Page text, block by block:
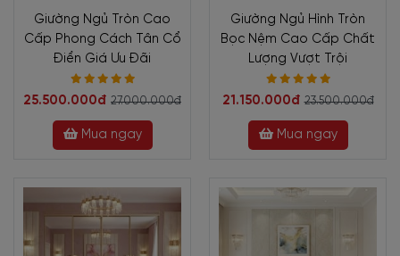
Giường Ngủ Tròn Cao
Cấp Phong Cách Tân Cổ
Điển Giá Ưu Đãi
25.500.000đ 27.000.000đ
Mua ngay
Giường Ngủ Hình Tròn
Bọc Nệm Cao Cấp Chất
Lượng Vượt Trội
21.150.000đ 23.500.000đ
Mua ngay